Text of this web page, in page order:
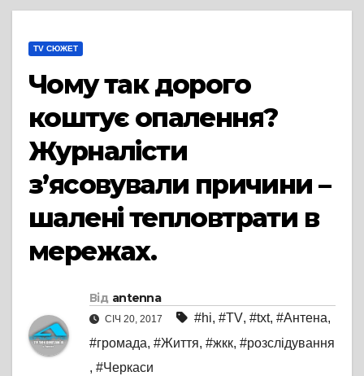
TV СЮЖЕТ
Чому так дорого
коштує опалення?
Журналісти
з’ясовували причини –
шалені тепловтрати в
мережах.
Від antenna
СІЧ 20, 2017 #hi, #TV, #txt, #Антена,
#громада, #Життя, #жкк, #розслідування
, #Черкаси